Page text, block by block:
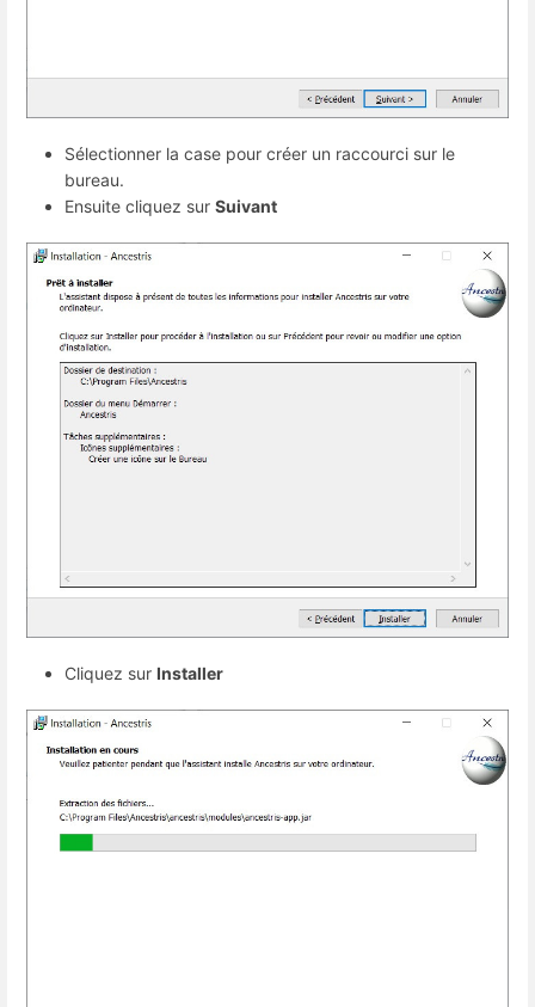
Sélectionner la case pour créer un raccourci sur le
bureau.
Ensuite cliquez sur Suivant
Cliquez sur Installer